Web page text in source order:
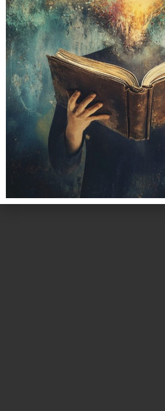
Amir Luz's
אמיר #100 אלמנטור #469
הספר
#845 קיור
חינוך דיגיטלי
2026